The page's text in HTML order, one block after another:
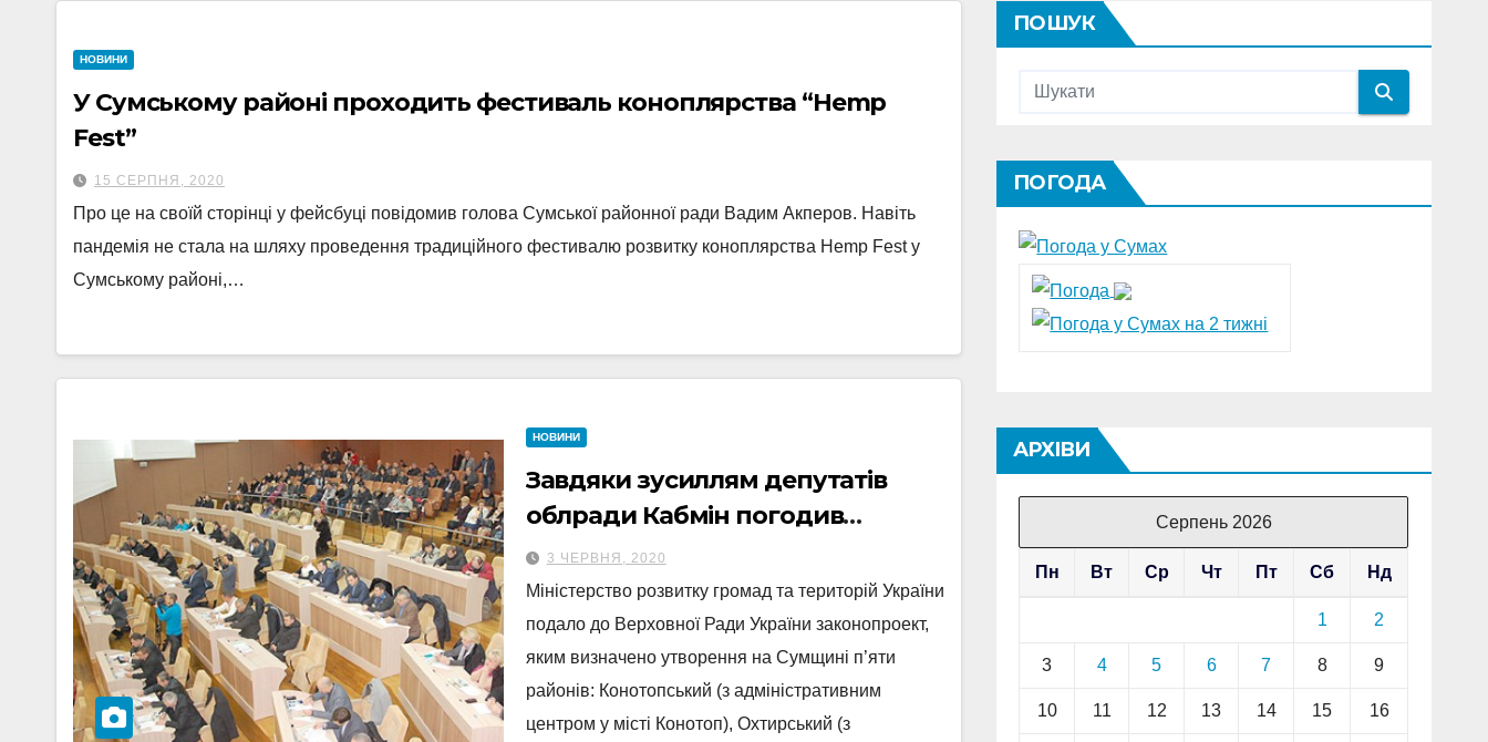
НОВИНИ
У Сумському районі проходить фестиваль коноплярства “Hemp
Fest”
15 СЕРПНЯ, 2020
Про це на своїй сторінці у фейсбуці повідомив голова Сумської районної ради Вадим Акперов. Навіть
пандемія не стала на шляху проведення традиційного фестивалю розвитку коноплярства Hemp Fest у
Сумському районі,…
НОВИНИ
Завдяки зусиллям депутатів
облради Кабмін погодив
створення на Сумщині 5 районів
3 ЧЕРВНЯ, 2020
Міністерство розвитку громад та територій України
подало до Верховної Ради України законопроект,
яким визначено утворення на Сумщині п’яти
районів: Конотопський (з адміністративним
центром у місті Конотоп), Охтирський (з
ПОШУК
ПОГОДА
АРХІВИ
Серпень 2026
Пн Вт Ср Чт Пт Сб Нд
1 2
3 4 5 6 7 8 9
10 11 12 13 14 15 16